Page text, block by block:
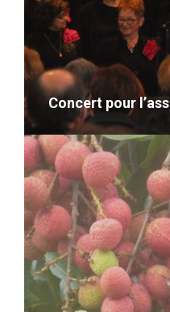
Artisanat-Le
VOIR LE DÉTAIL
Concert pour